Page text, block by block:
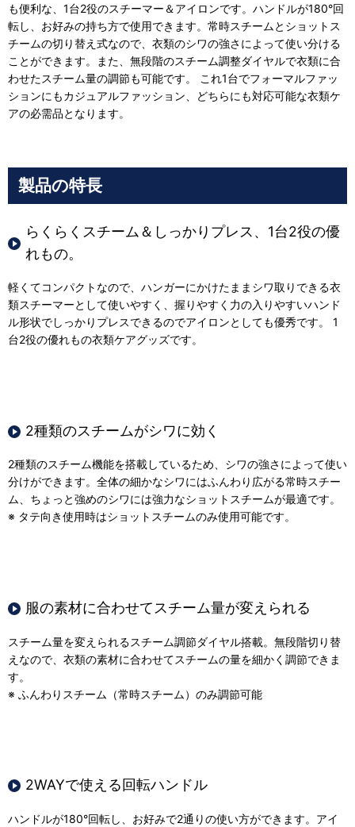
も便利な、1台2役のスチーマー＆アイロンです。ハンドルが180°回
転し、お好みの持ち方で使用できます。常時スチームとショットス
チームの切り替え式なので、衣類のシワの強さによって使い分ける
ことができます。また、無段階のスチーム調整ダイヤルで衣類に合
わせたスチーム量の調節も可能です。 これ1台でフォーマルファッ
ションにもカジュアルファッション、どちらにも対応可能な衣類ケ
アの必需品となります。
製品の特長
らくらくスチーム＆しっかりプレス、1台2役の優
れもの。
軽くてコンパクトなので、ハンガーにかけたままシワ取りできる衣
類スチーマーとして使いやすく、握りやすく力の入りやすいハンド
ル形状でしっかりプレスできるのでアイロンとしても優秀です。 1
台2役の優れもの衣類ケアグッズです。
2種類のスチームがシワに効く
2種類のスチーム機能を搭載しているため、シワの強さによって使い
分けができます。全体の細かなシワにはふんわり広がる常時スチー
ム、ちょっと強めのシワには強力なショットスチームが最適です。
※ タテ向き使用時はショットスチームのみ使用可能です。
服の素材に合わせてスチーム量が変えられる
スチーム量を変えられるスチーム調節ダイヤル搭載。無段階切り替
えなので、衣類の素材に合わせてスチームの量を細かく調節できま
す。
※ ふんわりスチーム（常時スチーム）のみ調節可能
2WAYで使える回転ハンドル
ハンドルが180°回転し、お好みで2通りの使い方ができます。アイ